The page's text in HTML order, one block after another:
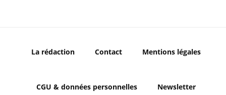
La rédaction Contact Mentions légales
CGU & données personnelles Newsletter